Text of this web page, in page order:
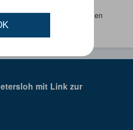
Wenden Sie sich bitte an einen
guetersloh.de